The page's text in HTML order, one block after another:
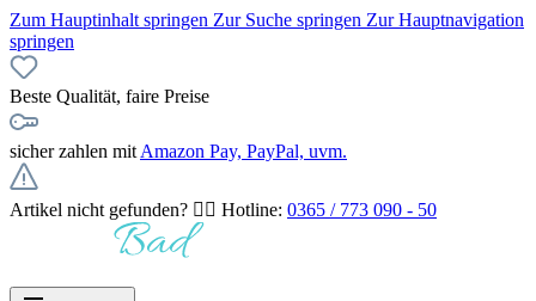
Zum Hauptinhalt springen Zur Suche springen Zur Hauptnavigation
springen
Beste Qualität, faire Preise
sicher zahlen mit Amazon Pay, PayPal, uvm.
Artikel nicht gefunden? 👉🏻 Hotline: 0365 / 773 090 - 50